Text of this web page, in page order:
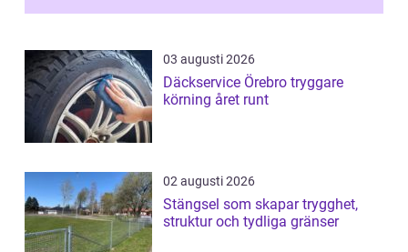
03 augusti 2026
Däckservice Örebro tryggare
körning året runt
02 augusti 2026
Stängsel som skapar trygghet,
struktur och tydliga gränser